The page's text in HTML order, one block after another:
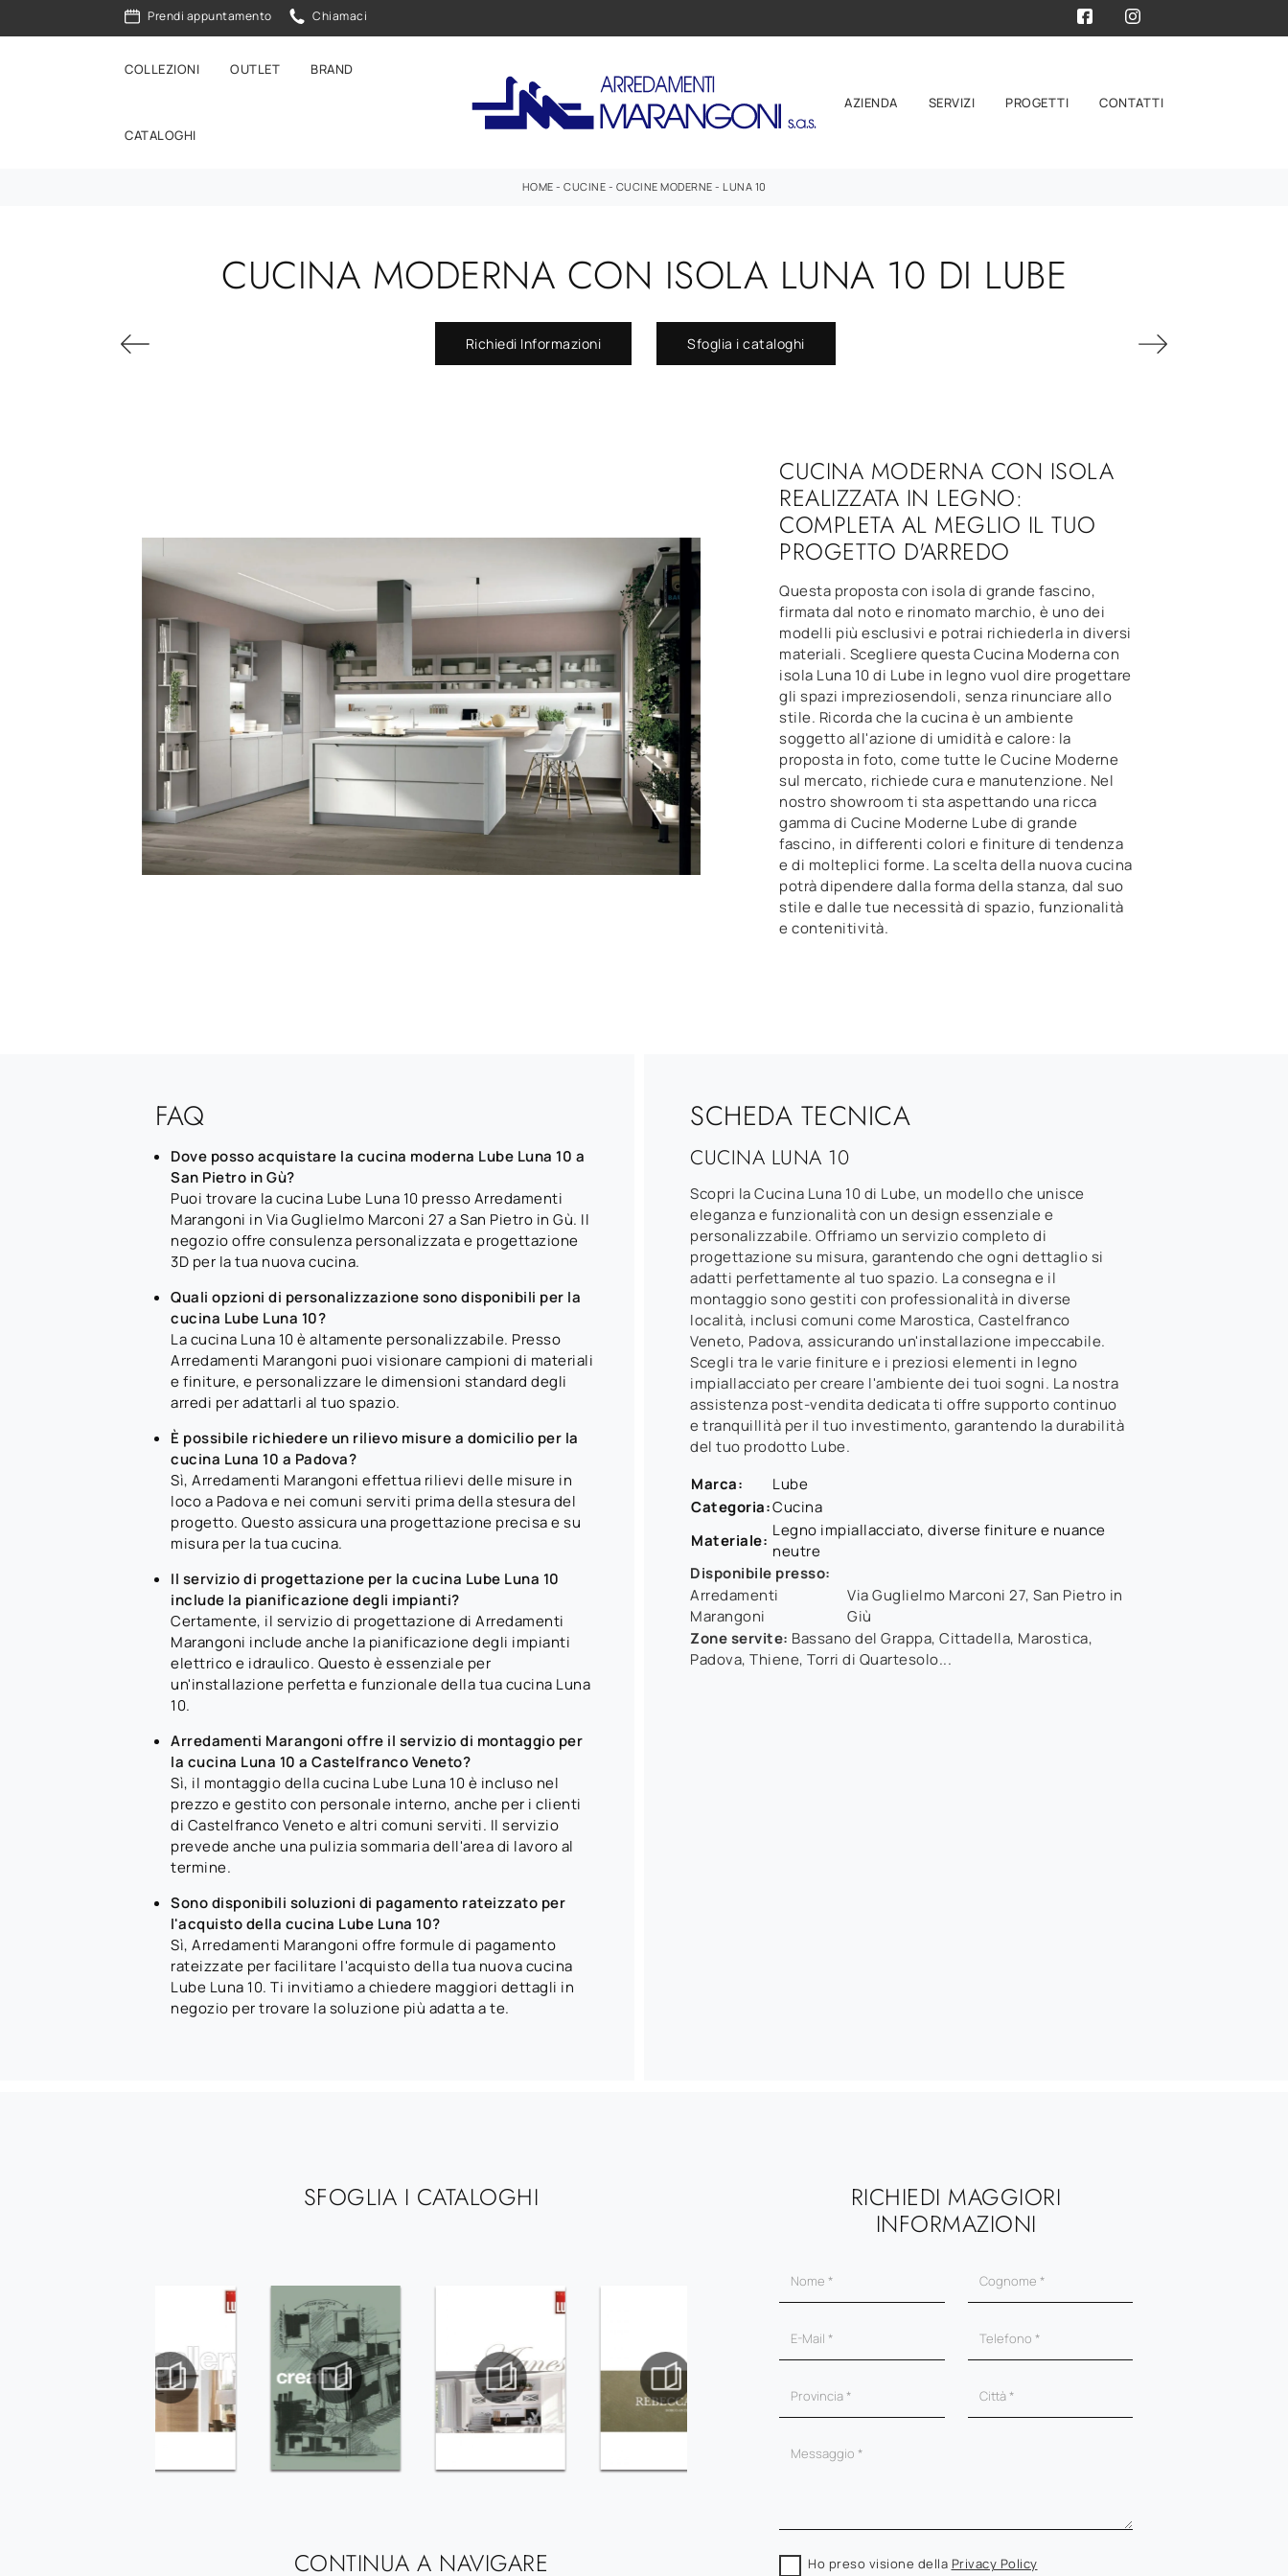
Prendi appuntamento Chiamaci
COLLEZIONI OUTLET BRAND
CATALOGHI
AZIENDA SERVIZI PROGETTI CONTATTI
HOME - CUCINE - CUCINE MODERNE - LUNA 10
CUCINA MODERNA CON ISOLA LUNA 10 DI LUBE
Richiedi Informazioni Sfoglia i cataloghi
CUCINA MODERNA CON ISOLA
REALIZZATA IN LEGNO:
COMPLETA AL MEGLIO IL TUO
PROGETTO D'ARREDO
Questa proposta con isola di grande fascino,
firmata dal noto e rinomato marchio, è uno dei
modelli più esclusivi e potrai richiederla in diversi
materiali. Scegliere questa Cucina Moderna con
isola Luna 10 di Lube in legno vuol dire progettare
gli spazi impreziosendoli, senza rinunciare allo
stile. Ricorda che la cucina è un ambiente
soggetto all'azione di umidità e calore: la
proposta in foto, come tutte le Cucine Moderne
sul mercato, richiede cura e manutenzione. Nel
nostro showroom ti sta aspettando una ricca
gamma di Cucine Moderne Lube di grande
fascino, in differenti colori e finiture di tendenza
e di molteplici forme. La scelta della nuova cucina
potrà dipendere dalla forma della stanza, dal suo
stile e dalle tue necessità di spazio, funzionalità
e contenitività.
FAQ
Dove posso acquistare la cucina moderna Lube Luna 10 a
San Pietro in Gù?
Puoi trovare la cucina Lube Luna 10 presso Arredamenti
Marangoni in Via Guglielmo Marconi 27 a San Pietro in Gù. Il
negozio offre consulenza personalizzata e progettazione
3D per la tua nuova cucina.
Quali opzioni di personalizzazione sono disponibili per la
cucina Lube Luna 10?
La cucina Luna 10 è altamente personalizzabile. Presso
Arredamenti Marangoni puoi visionare campioni di materiali
e finiture, e personalizzare le dimensioni standard degli
arredi per adattarli al tuo spazio.
È possibile richiedere un rilievo misure a domicilio per la
cucina Luna 10 a Padova?
Sì, Arredamenti Marangoni effettua rilievi delle misure in
loco a Padova e nei comuni serviti prima della stesura del
progetto. Questo assicura una progettazione precisa e su
misura per la tua cucina.
Il servizio di progettazione per la cucina Lube Luna 10
include la pianificazione degli impianti?
Certamente, il servizio di progettazione di Arredamenti
Marangoni include anche la pianificazione degli impianti
elettrico e idraulico. Questo è essenziale per
un'installazione perfetta e funzionale della tua cucina Luna
10.
Arredamenti Marangoni offre il servizio di montaggio per
la cucina Luna 10 a Castelfranco Veneto?
Sì, il montaggio della cucina Lube Luna 10 è incluso nel
prezzo e gestito con personale interno, anche per i clienti
di Castelfranco Veneto e altri comuni serviti. Il servizio
prevede anche una pulizia sommaria dell'area di lavoro al
termine.
Sono disponibili soluzioni di pagamento rateizzato per
l'acquisto della cucina Lube Luna 10?
Sì, Arredamenti Marangoni offre formule di pagamento
rateizzate per facilitare l'acquisto della tua nuova cucina
Lube Luna 10. Ti invitiamo a chiedere maggiori dettagli in
negozio per trovare la soluzione più adatta a te.
SCHEDA TECNICA
CUCINA LUNA 10
Scopri la Cucina Luna 10 di Lube, un modello che unisce
eleganza e funzionalità con un design essenziale e
personalizzabile. Offriamo un servizio completo di
progettazione su misura, garantendo che ogni dettaglio si
adatti perfettamente al tuo spazio. La consegna e il
montaggio sono gestiti con professionalità in diverse
località, inclusi comuni come Marostica, Castelfranco
Veneto, Padova, assicurando un'installazione impeccabile.
Scegli tra le varie finiture e i preziosi elementi in legno
impiallacciato per creare l'ambiente dei tuoi sogni. La nostra
assistenza post-vendita dedicata ti offre supporto continuo
e tranquillità per il tuo investimento, garantendo la durabilità
del tuo prodotto Lube.
Marca:
Lube
Categoria:Cucina
Materiale:
Legno impiallacciato, diverse finiture e nuance
neutre
Disponibile presso:
Arredamenti
Marangoni
Via Guglielmo Marconi 27,San Pietro in
Giù
Zone servite: Bassano del Grappa, Cittadella, Marostica,
Padova, Thiene, Torri di Quartesolo...
SFOGLIA I CATALOGHI
CONTINUA A NAVIGARE
RICHIEDI MAGGIORI
INFORMAZIONI
Ho preso visione della Privacy Policy